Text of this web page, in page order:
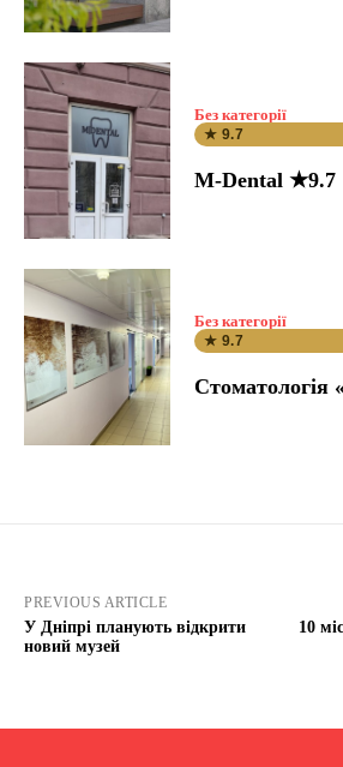
Без категорії
★ 9.7
M-Dental ★9.7
Без категорії
★ 9.7
Стоматологія
PREVIOUS ARTICLE
У Дніпрі планують відкрити
новий музей
10